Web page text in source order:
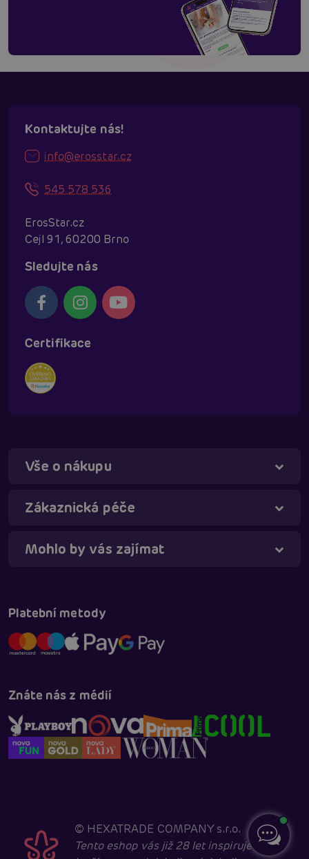
Kontaktujte nás!
info@erosstar.cz
545 578 536
ErosStar.cz
Cejl 91, 60200 Brno
Sledujte nás
Certifikace
Vše o nákupu
Zákaznická péče
Mohlo by vás zajímat
Platební metody
Znáte nás z médií
© HEXATRADE COMPANY s.r.o.
Tento eshop vás již 28 let inspiruje k
Táňa - virtuální asistentka